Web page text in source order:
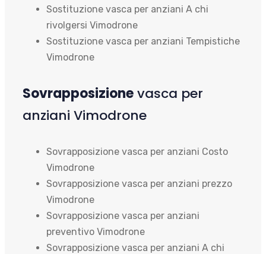
Sostituzione vasca per anziani A chi
rivolgersi Vimodrone
Sostituzione vasca per anziani Tempistiche
Vimodrone
Sovrapposizionevasca per
anziani Vimodrone
Sovrapposizione vasca per anziani Costo
Vimodrone
Sovrapposizione vasca per anziani prezzo
Vimodrone
Sovrapposizione vasca per anziani
preventivo Vimodrone
Sovrapposizione vasca per anziani A chi